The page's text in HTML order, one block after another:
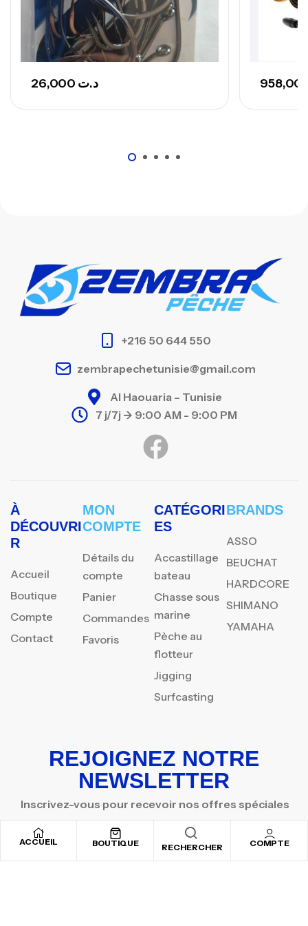
د.ت
د.ت673,000
د.ت
ACCUEIL BOUTIQUE RECHERCHER COMPTE
+216 50 644 550
zembrapechetunisie@gmail.com
Al Haouaria – Tunisie
7 j/7j -> 9:00 AM - 9:00 PM
À
DÉCOUVRI
R
Accueil
Boutique
Compte
Contact
MON
COMPTE
Détails du
compte
Panier
Commandes
Favoris
CATÉGORI
ES
Accastillage
bateau
Chasse sous
marine
Pèche au
flotteur
Jigging
Surfcasting
BRANDS
ASSO
BEUCHAT
HARDCORE
SHIMANO
YAMAHA
REJOIGNEZ NOTRE
NEWSLETTER
Inscrivez-vous pour recevoir nos offres spéciales